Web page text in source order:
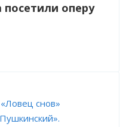
посетили оперу